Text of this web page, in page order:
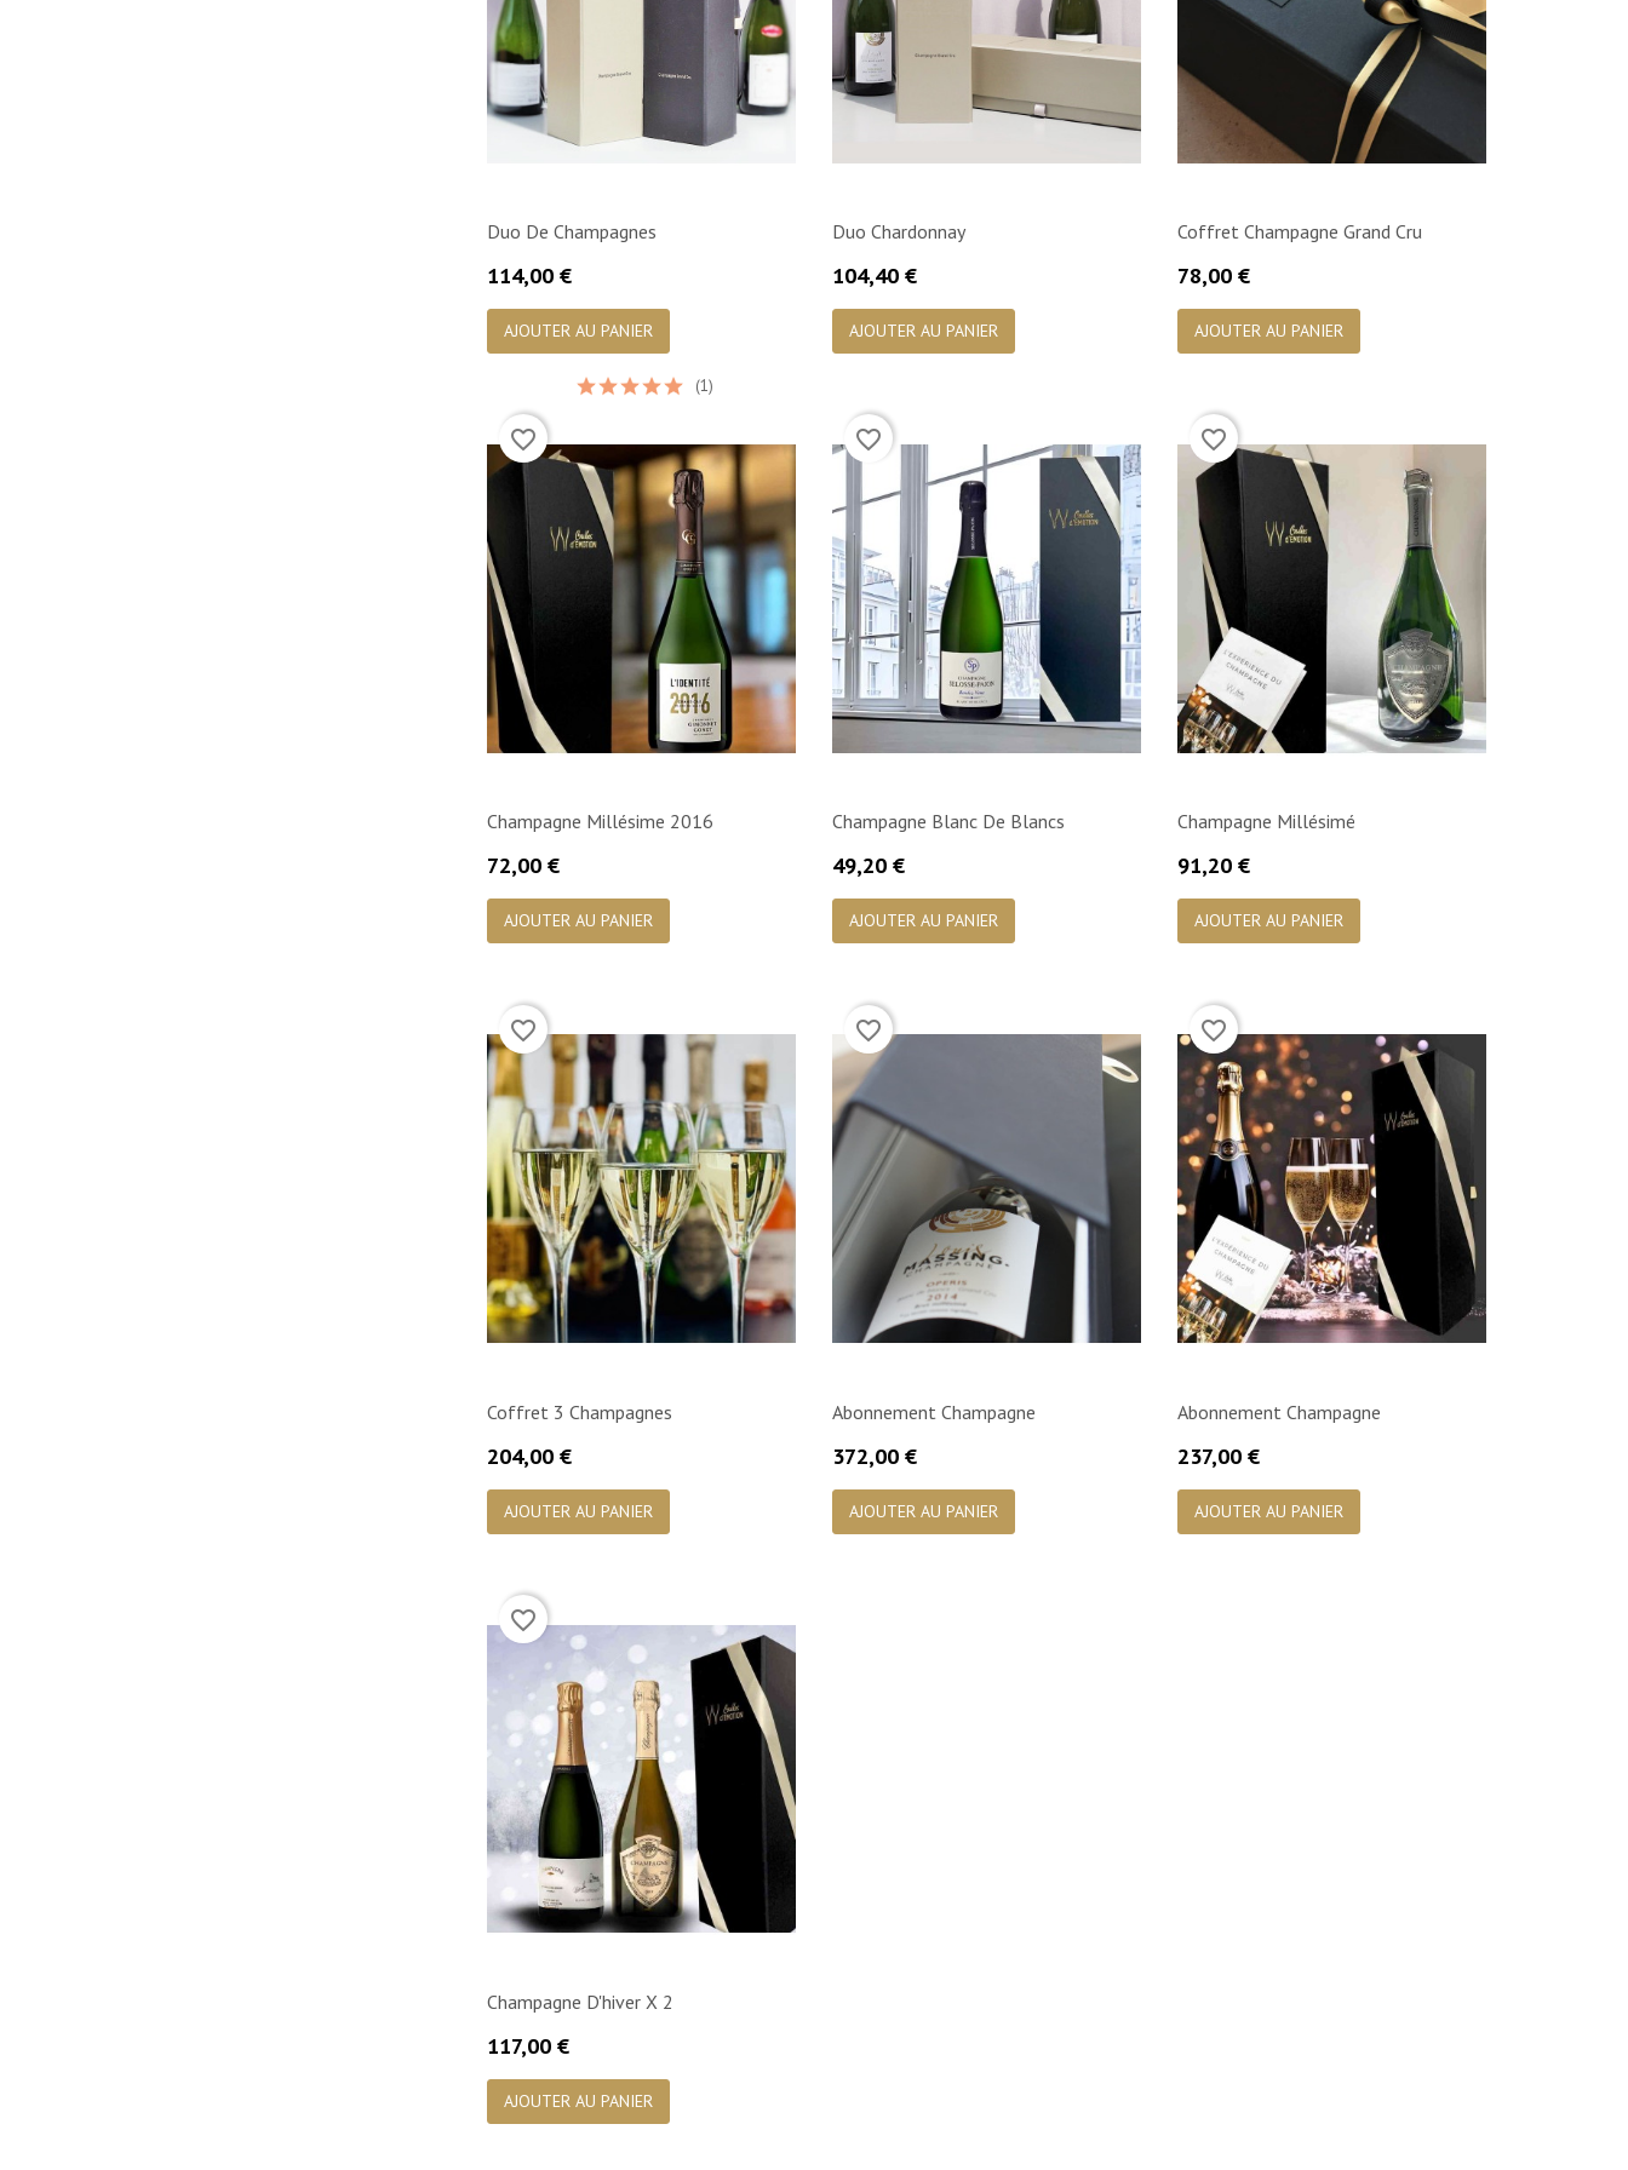

Duo De Champagnes
Prix
114,00 €
AJOUTER AU PANIER

Duo Chardonnay
Prix
104,40 €
AJOUTER AU PANIER
Coffret Champagne Grand Cru
Prix
78,00 €
AJOUTER AU PANIER
Champagne Millésime 2016
Prix
72,00 €
AJOUTER AU PANIER
(1)
favorite_border
Champagne Blanc De Blancs
Prix
49,20 €
AJOUTER AU PANIER
favorite_border
Champagne Millésimé
Prix
91,20 €
AJOUTER AU PANIER
favorite_border

Coffret 3 Champagnes
Prix
204,00 €
AJOUTER AU PANIER
favorite_border

Abonnement Champagne
Prix
372,00 €
AJOUTER AU PANIER
favorite_border
Abonnement Champagne
Prix
237,00 €
AJOUTER AU PANIER
favorite_border
Champagne D'hiver X 2
Prix
117,00 €
AJOUTER AU PANIER
favorite_border